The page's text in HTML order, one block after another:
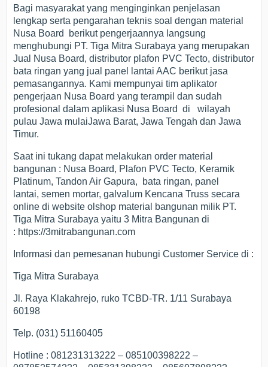
Bagi masyarakat yang menginginkan penjelasan
lengkap serta pengarahan teknis soal dengan material
Nusa Board berikut pengerjaannya langsung
menghubungi PT. Tiga Mitra Surabaya yang merupakan
Jual Nusa Board, distributor plafon PVC Tecto, distributor
bata ringan yang jual panel lantai AAC berikut jasa
pemasangannya. Kami mempunyai tim aplikator
pengerjaan Nusa Board yang terampil dan sudah
profesional dalam aplikasi Nusa Board di wilayah
pulau Jawa mulaiJawa Barat, Jawa Tengah dan Jawa
Timur.
Saat ini tukang dapat melakukan order material
bangunan : Nusa Board, Plafon PVC Tecto, Keramik
Platinum, Tandon Air Gapura, bata ringan, panel
lantai, semen mortar, galvalum Kencana Truss secara
online di website olshop material bangunan milik PT.
Tiga Mitra Surabaya yaitu 3 Mitra Bangunan di
: https://3mitrabangunan.com
Informasi dan pemesanan hubungi Customer Service di :
Tiga Mitra Surabaya
Jl. Raya Klakahrejo, ruko TCBD-TR. 1/11 Surabaya
60198
Telp. (031) 51160405
Hotline : 081231313222 – 085100398222 –